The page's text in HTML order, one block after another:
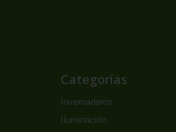
Categorías
Invernaderos
Iluminación